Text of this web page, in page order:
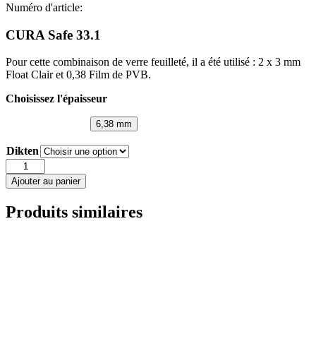
Numéro d'article:
CURA Safe 33.1
Pour cette combinaison de verre feuilleté, il a été utilisé : 2 x 3 mm
Float Clair et 0,38 Film de PVB.
Choisissez l'épaisseur
6,38 mm
Dikten
quantité
de
CURA
33.1
Ajouter au panier
Produits similaires